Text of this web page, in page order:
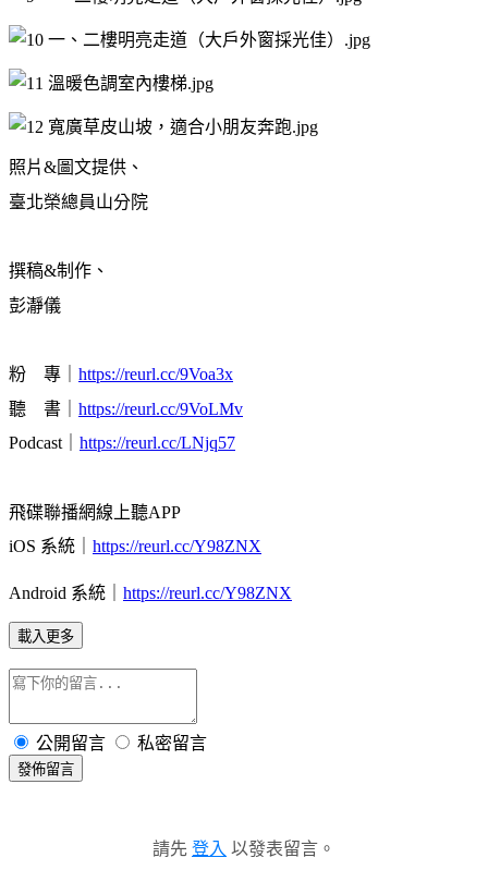
照片&圖文提供、
臺北榮總員山分院
撰稿&制作、
彭瀞儀
粉 專｜ https://reurl.cc/9Voa3x
聽 書｜ https://reurl.cc/9VoLMv
Podcast｜ https://reurl.cc/LNjq57
飛碟聯播網線上聽APP
iOS 系統｜ https://reurl.cc/Y98ZNX
Android 系統｜ https://reurl.cc/Y98ZNX
載入更多
公開留言 私密留言
發佈留言
請先 登入 以發表留言。